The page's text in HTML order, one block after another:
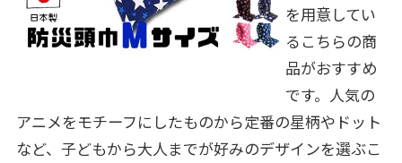
を用意してい
るこちらの商
品がおすすめ
です。人気の
アニメをモチーフにしたものから定番の星柄やドット
など、子どもから大人までが好みのデザインを選ぶこ